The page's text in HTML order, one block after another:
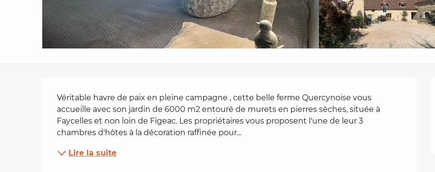
Description
Véritable havre de paix en pleine campagne , cette belle ferme Quercynoise vous
accueille avec son jardin de 6000 m2 entouré de murets en pierres sèches, située à
Faycelles et non loin de Figeac. Les propriétaires vous proposent l'une de leur 3
chambres d'hôtes à la décoration raffinée pour...
Lire la suite